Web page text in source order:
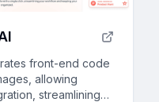
front-end code
allowing
streamlining